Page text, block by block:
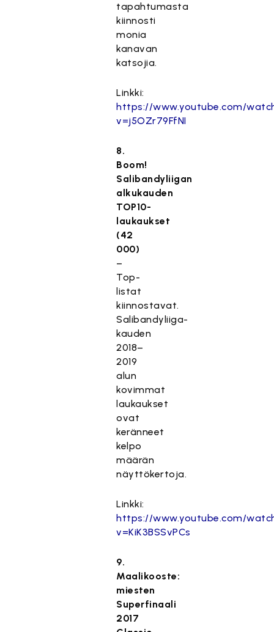
tapahtumasta
kiinnosti
monia
kanavan
katsojia.
Linkki:
https://www.youtube.com/
v=j5OZr79FfNI
8.
Boom!
Salibandyliigan
alkukauden
TOP10-
laukaukset
(42
000)
–
Top-
listat
kiinnostavat.
Salibandyliiga-
kauden
2018–
2019
alun
kovimmat
laukaukset
ovat
keränneet
kelpo
määrän
näyttökertoja.
Linkki:
https://www.youtube.com/
v=KiK3BSSvPCs
9.
Maalikooste:
miesten
Superfinaali
2017